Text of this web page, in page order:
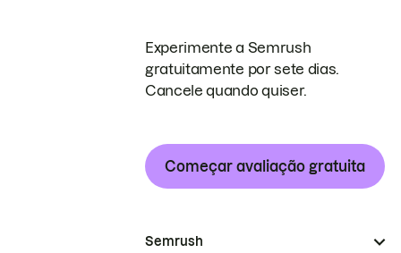
Experimente a Semrush
gratuitamente por sete dias.
Cancele quando quiser.
Começar avaliação gratuita
Semrush